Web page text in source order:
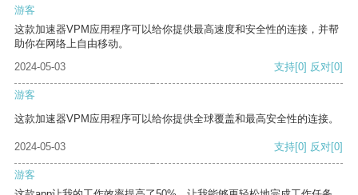
游客
这款加速器VPM应用程序可以给你提供最高速度和安全性的连接，并帮
助你在网络上自由移动。
2024-05-03
支持[0] 反对[0]
游客
这款加速器VPM应用程序可以给你提供全球覆盖和最高安全性的连接。
2024-05-03 支持[0] 反对[0]
游客